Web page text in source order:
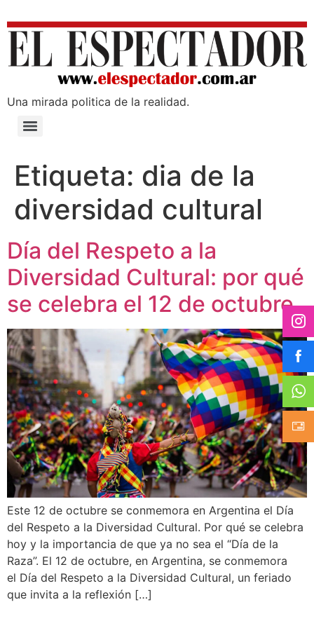
Una mirada poli­tica de la realidad.
Etiqueta: dia de la
diversidad cultural
Día del Respeto a la
Diversidad Cultural: por qué
se celebra el 12 de octubre
Este 12 de octubre se conmemora en Argentina el Día
del Respeto a la Diversidad Cultural. Por qué se celebra
hoy y la importancia de que ya no sea el “Día de la
Raza”. El 12 de octubre, en Argentina, se conmemora
el Día del Respeto a la Diversidad Cultural, un feriado
que invita a la reflexión […]